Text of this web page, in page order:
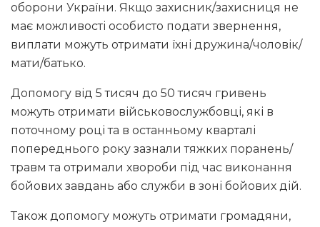
оборони України. Якщо захисник/захисниця не
має можливості особисто подати звернення,
виплати можуть отримати їхні дружина/чоловік/
мати/батько.
Допомогу від 5 тисяч до 50 тисяч гривень
можуть отримати військовослужбовці, які в
поточному році та в останньому кварталі
попереднього року зазнали тяжких поранень/
травм та отримали хвороби під час виконання
бойових завдань або служби в зоні бойових дій.
Також допомогу можуть отримати громадяни,